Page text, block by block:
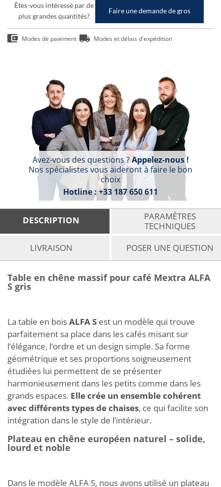
Êtes-vous intéressé par de
plus grandes quantités?
Faire une demande de gros
Modes de paiement Modes et délais d'expédition
Avez-vous des questions ?Appelez-nous !
Nos spécialistes vous aideront à faire le bon
choix
Hotline :+33 187 650 611
DESCRIPTION
PARAMÈTRES
TECHNIQUES
LIVRAISON
POSER UNE QUESTION
Table en chêne massif pour café Mextra ALFA
S gris
La table en boisALFA S est un modèle qui trouve
parfaitement sa place dans les cafés misant sur
l’élégance, l’ordre et un design simple. Sa forme
géométrique et ses proportions soigneusement
étudiées lui permettent de se présenter
harmonieusement dans les petits comme dans les
grands espaces. Elle crée un ensemble cohérent
avec différents types de chaises, ce qui facilite son
intégration dans le style de l’intérieur.
Plateau en chêne européen naturel – solide,
lourd et noble
Dans le modèle ALFA S, nous avons utilisé un plateau